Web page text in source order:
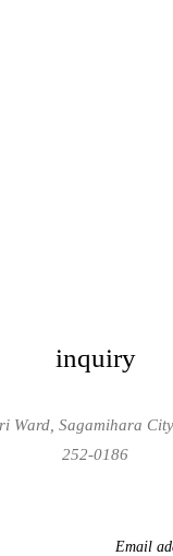
inquiry
Ward, Sagamihara
252-0186
Email